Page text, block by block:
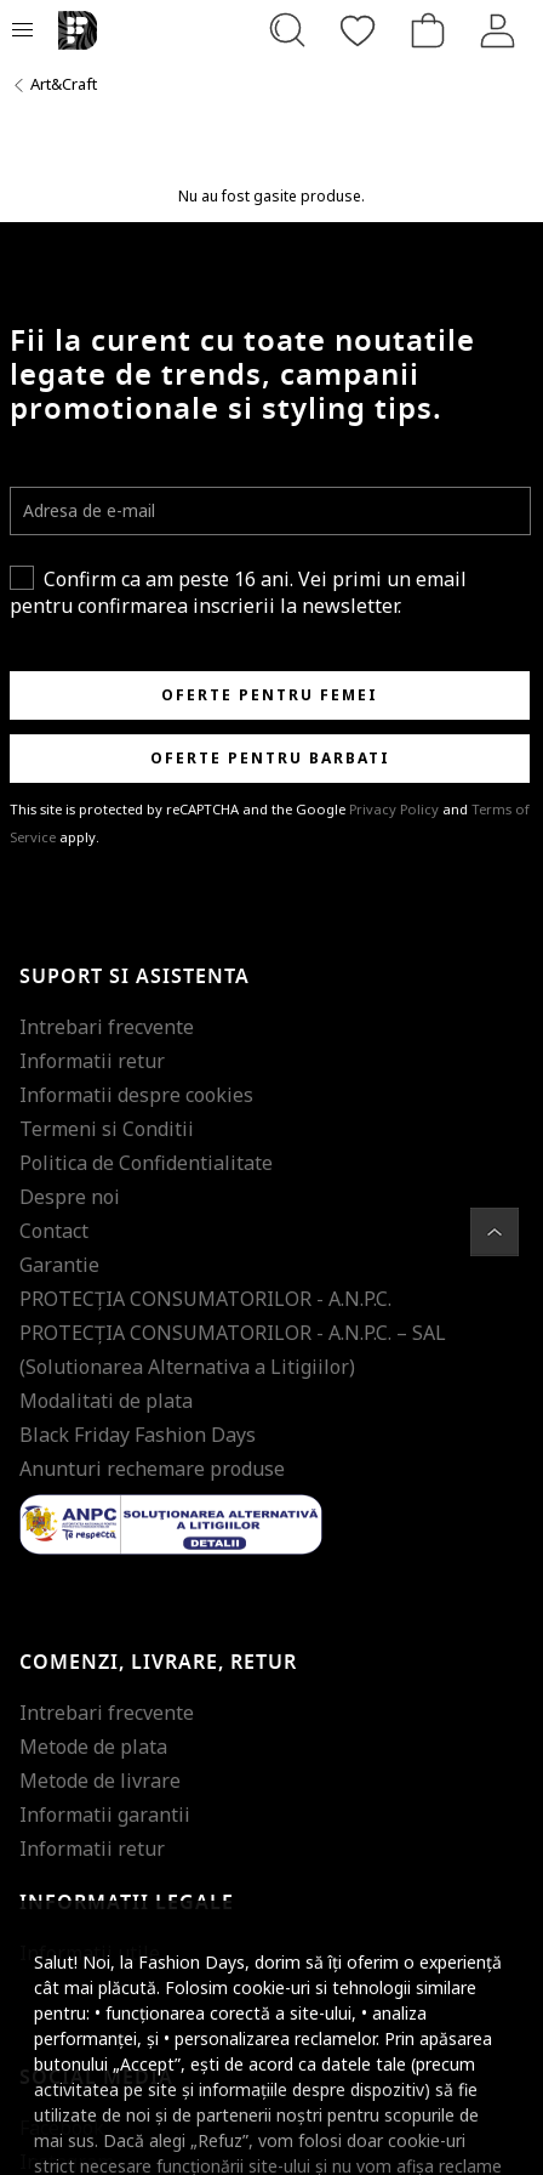
Salut! Noi, la Fashion Days, dorim să îți oferim o experiență
cât mai plăcută. Folosim cookie-uri si tehnologii similare
pentru: • funcționarea corectă a site-ului, • analiza
performanței, și • personalizarea reclamelor. Prin apăsarea
butonului „Accept”, ești de acord ca datele tale (precum
activitatea pe site și informațiile despre dispozitiv) să fie
utilizate de noi și de partenerii noștri pentru scopurile de
mai sus. Dacă alegi „Refuz”, vom folosi doar cookie-uri
strict necesare funcționării site-ului și nu vom afișa reclame
Art&Craft
Nu au fost gasite produse.
Fii la curent cu toate noutatile
legate de trends, campanii
promotionale si styling tips.
Confirm ca am peste 16 ani. Vei primi un email
pentru confirmarea inscrierii la newsletter.
OFERTE PENTRU FEMEI
OFERTE PENTRU BARBATI
This site is protected by reCAPTCHA and the Google Privacy Policy and Terms of
Service apply.
ultimele tendinte in moda!
SUPORT SI ASISTENTA
Intrebari frecvente
Informatii retur
Informatii despre cookies
Termeni si Conditii
Politica de Confidentialitate
Despre noi
Contact
Garantie
PROTECŢIA CONSUMATORILOR - A.N.P.C.
PROTECŢIA CONSUMATORILOR - A.N.P.C. – SAL
(Solutionarea Alternativa a Litigiilor)
Modalitati de plata
Black Friday Fashion Days
Anunturi rechemare produse
COMENZI, LIVRARE, RETUR
Intrebari frecvente
Metode de plata
Metode de livrare
Informatii garantii
Informatii retur
INFORMATII LEGALE
Informatii utile
SOCIAL MEDIA
Facebook
Instagram
Micsoreaza
Mareste spatierea
Micsoreaza
Mareste inaltimea